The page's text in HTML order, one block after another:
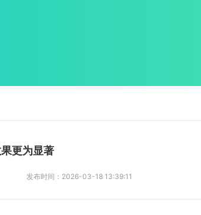
更为显著
发布时间： 2026-03-18 13:39:11